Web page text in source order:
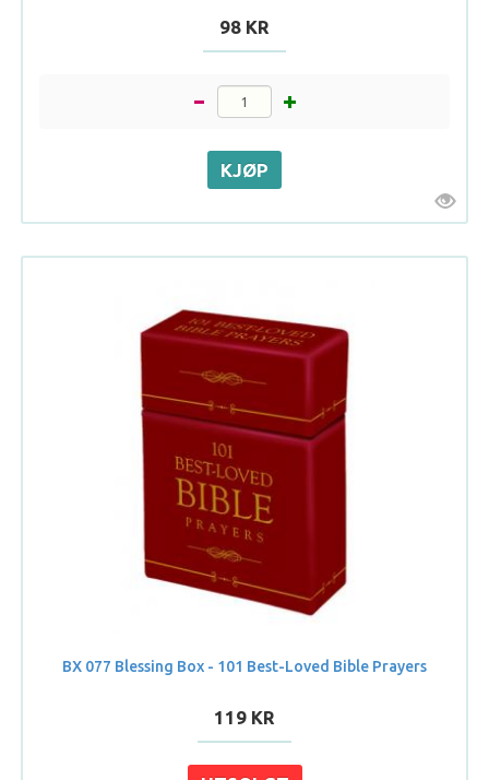
98 KR
BX 077 Blessing Box - 101 Best-Loved Bible Prayers
119 KR